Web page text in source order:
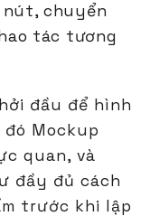
nút, chuyển
tác tương
đầu để hình
Mockup
quan, và
đầy đủ cách
trước khi lập